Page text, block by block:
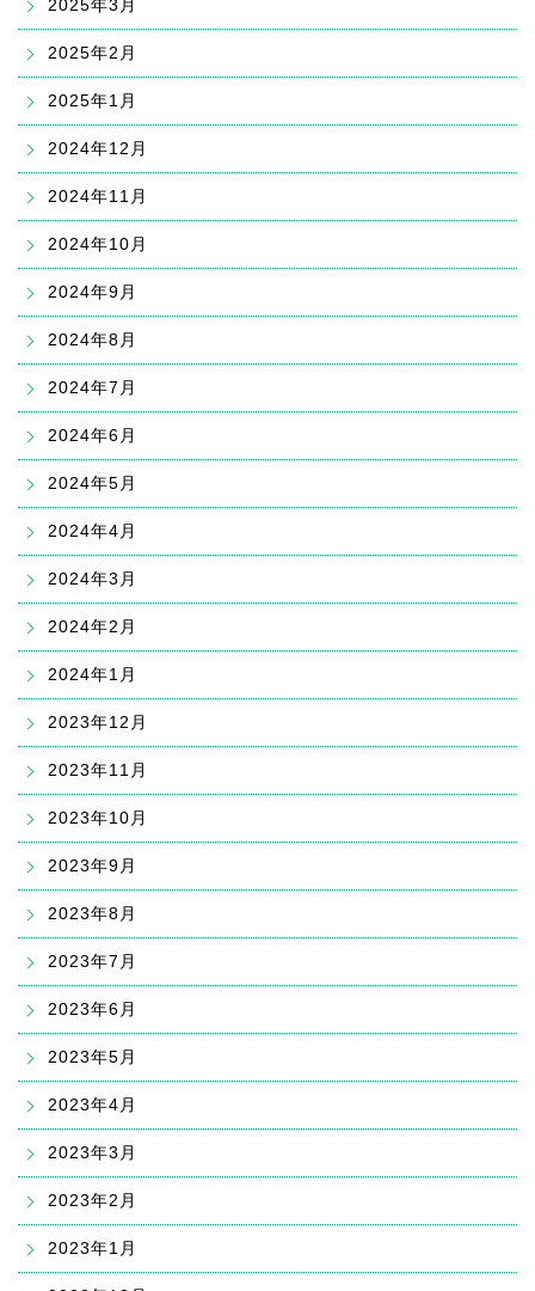
2025年3月
2025年2月
2025年1月
2024年12月
2024年11月
2024年10月
2024年9月
2024年8月
2024年7月
2024年6月
2024年5月
2024年4月
2024年3月
2024年2月
2024年1月
2023年12月
2023年11月
2023年10月
2023年9月
2023年8月
2023年7月
2023年6月
2023年5月
2023年4月
2023年3月
2023年2月
2023年1月